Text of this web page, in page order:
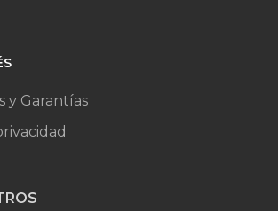
y Garantías